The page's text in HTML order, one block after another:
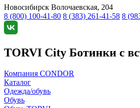
Новосибирск Волочаевская, 204
8 (800) 100-41-80 8 (383) 261-41-58 8
TORVI City Ботинки с
Компания CONDOR
Каталог
Одежда/обувь
Обувь